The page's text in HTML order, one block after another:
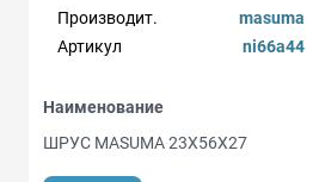
Производит.
masuma
Артикул
ni66a44
Наименование
ШРУС MASUMA 23X56X27